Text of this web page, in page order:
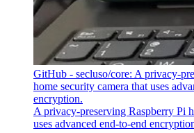
GitHub - secluso/core: A privacy-
home security camera that uses
encryption.
A privacy-preserving Raspberry Pi
uses advanced end-to-end